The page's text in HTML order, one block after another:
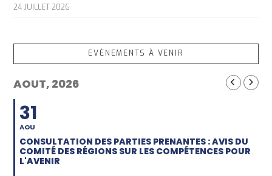
24 JUILLET 2026
EVÈNEMENTS À VENIR
AOUT, 2026
31
AOU
CONSULTATION DES PARTIES PRENANTES : AVIS DU
COMITÉ DES RÉGIONS SUR LES COMPÉTENCES POUR
L'AVENIR